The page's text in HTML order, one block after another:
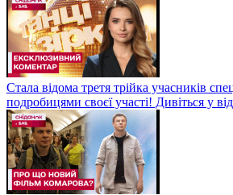
Стала відома третя трійка учасників
подробицями своєї участі! Дивіться у